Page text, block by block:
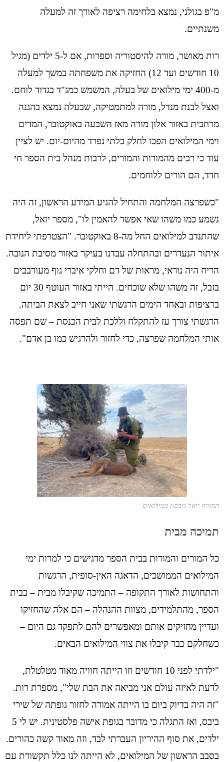
מ"פ בגולני, נמצא בלחימה רציפה לאורך זה למעלה
משנתיים.
רות מאושר, מורה להיסטוריה וספרות, אם ל-5 ילדים (מגיל
10 חודשים ועד 12) החזיקה את משפחתה במשך למעלה
מ-400 ימי מילואים של בעלה, המשמש כמג"ד בגדוד לוחם.
ואצל לבנת מנדל, מורה למתמטיקה, שבעלה נמצא בהגנה
מרחבית באזור אלון מורה מאז השבעה באוקטובר, המדים
וימי המילואים הפכו לחלק בלתי נפרד מהיום-יום. יש לציין
עוד כי רבים מהמורות והמורים, לרבות מנהל בית הספר חי
חדד, הם הורים ללוחמים.
"כשפרצה המלחמה והתחיל להגיע המידע הראשון, זה היה
נשמע כמו משהו שאי אפשר להאמין לו", מספר יואל,
שהתנדב למילואים החל מה-8 באוקטובר. "הצטרפתי ליחידת
איתור הנעדרים ובהתחלה עבדנו בעיקר באזור מסיבת הנובה.
הריח היה נוראי, מראות של דם וחלקי איברי גוף מעורבבים
בזבל, זה משהו שלא שוכחים. הייתי באזור העוטף 30 יום
ברציפות ובאחד הימים הרגשתי שאני חייב לצאת הביתה.
הרגשתי צורך עז להתקלח וללכת לבית הכנסת – שם תפסה
אותי המלחמה שפרצה, כדי לחזור ולהרגיש כמו בן אדם".
המורה יואל גיבסון במילואים
תמיכה מבית
כל המורים והמורות בבית הספר מדגישים כי למרות ימי
המילואים הממושכים, הדאגה האין-סופית, הרגשות
והתחושות לאורך התקופה – התמיכה שקיבלו מבית – בבית
הספר, מהתלמידים, מצוות ההנהלה – הם אלה שהחזיקו
ועדיין מחזיקים אותם ומאפשרים להם לתפקד גם היום –
כשחלקם כבר קיבלו את צווי המילואים הבאים.
"ילדתי לפני 10 חודשים וזו הייתה חוויה מאוד מטלטלת,
לדעת לאיזה עולם אני מביאה את הבת שלי", מספרת רות.
"זה היה בדיוק ביום בו הייתה אמורה לחזור גופתה של שירי
ביבס, ואז התגלה כי מדובר בגופת אישה פלסטינית. יש לי 5
ילדים, את סוף ההיריון העברתי לבד, וזה מאוד קשה כהורים.
בסבב הראשון של המילואים, לא הייתה לנו כלל תקשורת עם